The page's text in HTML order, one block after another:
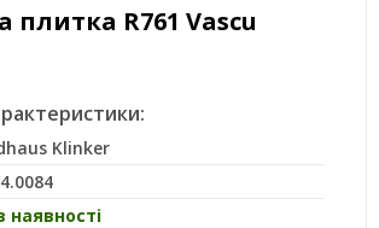
плитка R761 Vascu
Klinker
наявності